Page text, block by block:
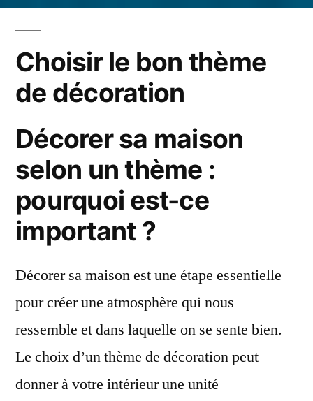
décoration
argentée
élégante
?
Choisir le bon thème
de décoration
Décorer sa maison
selon un thème :
pourquoi est-ce
important ?
Décorer sa maison est une étape essentielle
pour créer une atmosphère qui nous
ressemble et dans laquelle on se sente bien.
Le choix d’un thème de décoration peut
donner à votre intérieur une unité